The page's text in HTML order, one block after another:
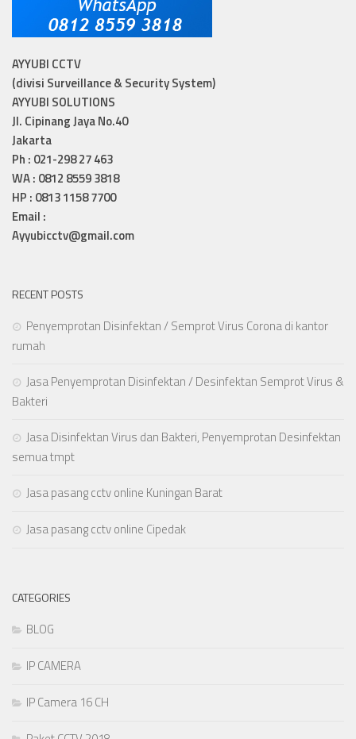
AYYUBI CCTV
(divisi Surveillance & Security System)
AYYUBI SOLUTIONS
Jl. Cipinang Jaya No.40
Jakarta
Ph : 021-298 27 463
WA : 0812 8559 3818
HP : 0813 1158 7700
Email :
Ayyubicctv@gmail.com
RECENT POSTS
Penyemprotan Disinfektan / Semprot Virus Corona di kantor
rumah
Jasa Penyemprotan Disinfektan / Desinfektan Semprot Virus &
Bakteri
Jasa Disinfektan Virus dan Bakteri, Penyemprotan Desinfektan
semua tmpt
Jasa pasang cctv online Kuningan Barat
Jasa pasang cctv online Cipedak
CATEGORIES
BLOG
IP CAMERA
IP Camera 16 CH